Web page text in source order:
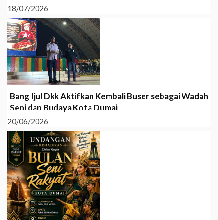
18/07/2026
Bang Ijul Dkk Aktifkan Kembali Buser sebagai Wadah
Seni dan Budaya Kota Dumai
20/06/2026